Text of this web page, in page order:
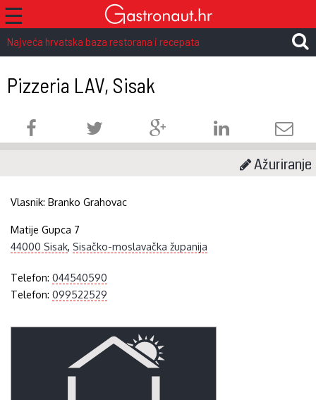
☰
Najveća hrvatska baza restorana i recepata
Pizzeria LAV, Sisak
Ažuriranje
Vlasnik:Branko Grahovac
Matije Gupca 7
44000 Sisak,Sisačko-moslavačka županija
Telefon:044540590
Telefon:099522529